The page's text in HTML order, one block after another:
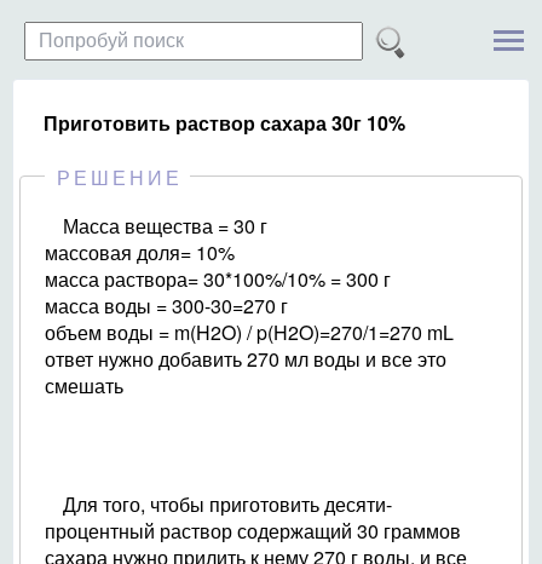
Приготовить раствор сахара 30г 10%
РЕШЕНИЕ
Масса вещества = 30 г
массовая доля= 10%
масса раствора= 30*100%/10% = 300 г
масса воды = 300-30=270 г
объем воды = m(H2O) / p(H2O)=270/1=270 mL
ответ нужно добавить 270 мл воды и все это
смешать
Для того, чтобы приготовить десяти-
процентный раствор содержащий 30 граммов
сахара нужно прилить к нему 270 г воды, и все